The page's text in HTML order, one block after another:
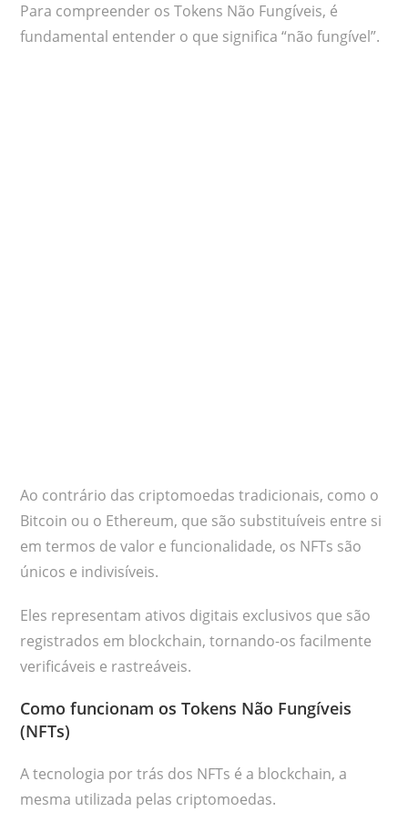
Para compreender os Tokens Não Fungíveis, é
fundamental entender o que significa “não fungível”.
Ao contrário das criptomoedas tradicionais, como o
Bitcoin ou o Ethereum, que são substituíveis entre si
em termos de valor e funcionalidade, os NFTs são
únicos e indivisíveis.
Eles representam ativos digitais exclusivos que são
registrados em blockchain, tornando-os facilmente
verificáveis e rastreáveis.
Como funcionam os Tokens Não Fungíveis
(NFTs)
A tecnologia por trás dos NFTs é a blockchain, a
mesma utilizada pelas criptomoedas.